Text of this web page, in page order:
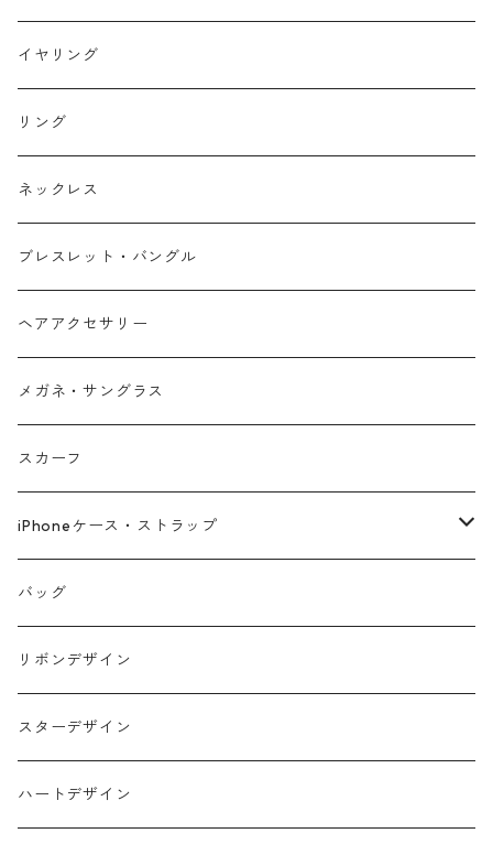
イヤリング
リング
ネックレス
ブレスレット・バングル
ヘアアクセサリー
メガネ・サングラス
スカーフ
iPhoneケース・ストラップ
iPhone17シリーズ対応
バッグ
リボンデザイン
スターデザイン
ハートデザイン